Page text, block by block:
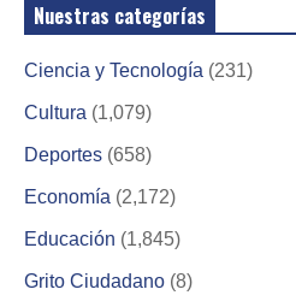
Nuestras categorías
Ciencia y Tecnología (231)
Cultura (1,079)
Deportes (658)
Economía (2,172)
Educación (1,845)
Grito Ciudadano (8)